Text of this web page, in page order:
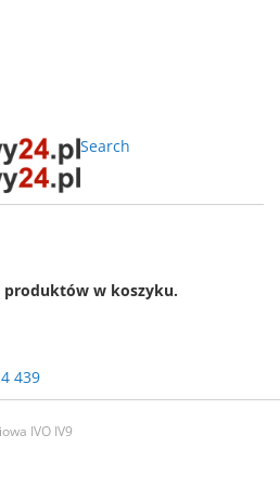
Search
produktów w koszyku.
439
IVO IV9